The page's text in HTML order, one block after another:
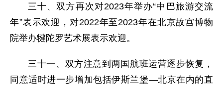
三十、双方再次对2023年举办“中巴旅游交流
年”表示欢迎，对2022年至2023年在北京故宫博物
院举办犍陀罗艺术展表示欢迎。
三十一、双方注意到两国航班运营逐步恢复，
同意适时进一步增加包括伊斯兰堡—北京在内的直